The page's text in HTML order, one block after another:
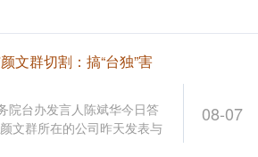
08-07
文群切割：搞“台独”害
院台办发言人陈斌华今日答
文群所在的公司昨天发表与